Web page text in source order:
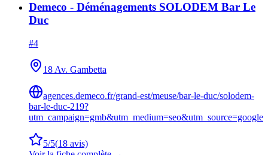
Demeco - Déménagements SOLODEM Bar Le
Duc
#4
18 Av. Gambetta
agences.demeco.fr/grand-est/meuse/bar-le-duc/solodem-
bar-le-duc-219?
utm_campaign=gmb&utm_medium=seo&utm_source=google
5/5(18 avis)